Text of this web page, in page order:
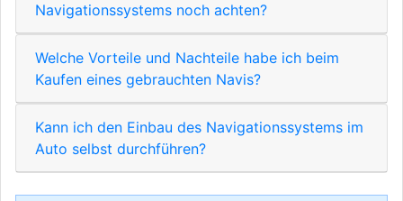
Navigationssystems noch achten?
Welche Vorteile und Nachteile habe ich beim
Kaufen eines gebrauchten Navis?
Kann ich den Einbau des Navigationssystems im
Auto selbst durchführen?